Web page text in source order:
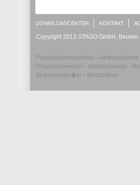
DOWNLOADCENTER KONTAKT
Copyright 2013 STAGO GmbH, Beuren
Papierbohrmaschinen -
Fingerlochmesser - Gerademesser -
Späneaussto�er - Stechzähler